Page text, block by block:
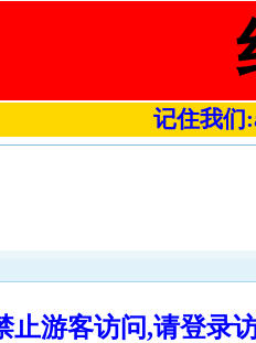
记住我们
止游客访问,请登